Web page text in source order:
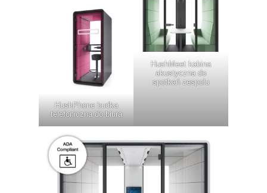
HushPhone budka
telefoniczna do biura
HushMeet kabina
akustyczna do
spotkań zespołu